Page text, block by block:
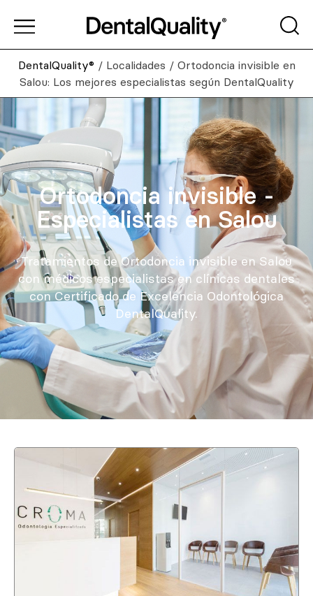
DentalQuality® / Localidades / Ortodoncia invisible en
Salou: Los mejores especialistas según DentalQuality
Ortodoncia invisible -
Especialistas en Salou
Tratamientos de Ortodoncia invisible en Salou
con médicos especialistas en clínicas dentales
con Certificado de Excelencia Odontológica
DentalQuality.